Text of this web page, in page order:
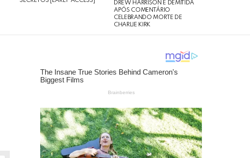
DREW HARRISON É DEMITIDA
APÓS COMENTÁRIO
CELEBRANDO MORTE DE
CHARLIE KIRK